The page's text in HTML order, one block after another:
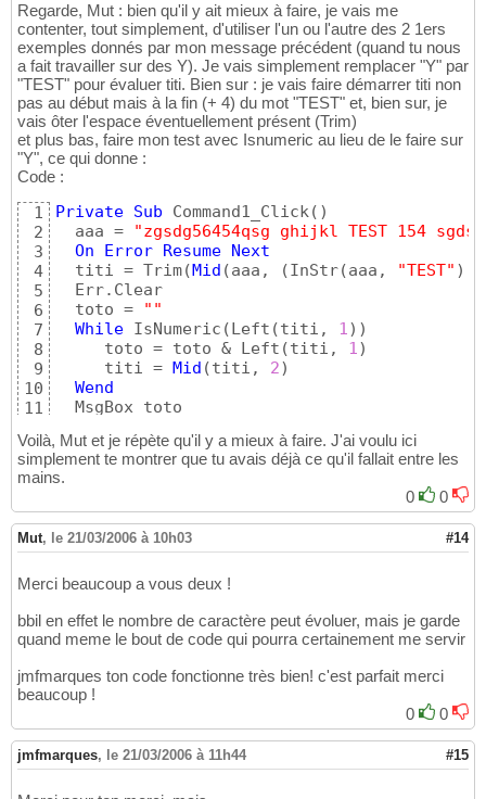
Regarde, Mut : bien qu'il y ait mieux à faire, je vais me
contenter, tout simplement, d'utiliser l'un ou l'autre des 2 1ers
exemples donnés par mon message précédent (quand tu nous
a fait travailler sur des Y). Je vais simplement remplacer "Y" par
"TEST" pour évaluer titi. Bien sur : je vais faire démarrer titi non
pas au début mais à la fin (+ 4) du mot "TEST" et, bien sur, je
vais ôter l'espace éventuellement présent (Trim)
et plus bas, faire mon test avec Isnumeric au lieu de le faire sur
"Y", ce qui donne :
Code :
1
2
3
4
5
6
7
8
9
10
11
Private Sub Command1_Click( )
  aaa =
"zgsdg56454qsg ghijkl TEST 154
On
Error Resume
Next
  titi = Trim
( Mid (aaa, (InStr(aaa, "TEST" )
  Err.Clear
  toto =
""
While IsNumeric ( Left (titi, 1) )
     toto = toto & Left
(titi, 1)
     titi =
Mid (titi, 2)
Wend
Voilà, Mut et je répète qu'il y a mieux à faire. J'ai voulu ici
simplement te montrer que tu avais déjà ce qu'il fallait entre les
mains.
0
0
Mut, le 21/03/2006 à 10h03 #14
Merci beaucoup a vous deux !
bbil en effet le nombre de caractère peut évoluer, mais je garde
quand meme le bout de code qui pourra certainement me servir
jmfmarques ton code fonctionne très bien! c'est parfait merci
beaucoup !
0
0
jmfmarques, le 21/03/2006 à 11h44 #15